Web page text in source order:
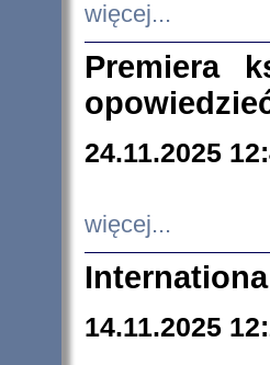
więcej...
Premiera
24.11.2025
więcej...
14.11.2025